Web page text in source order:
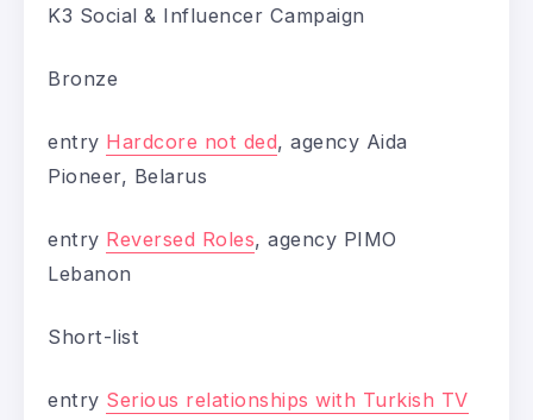
K3 Social & Influencer Campaign
Bronze
entry Hardcore not ded, agency Aida
Pioneer, Belarus
entry Reversed Roles, agency PIMO
Lebanon
Short-list
entry Serious relationships with Turkish TV